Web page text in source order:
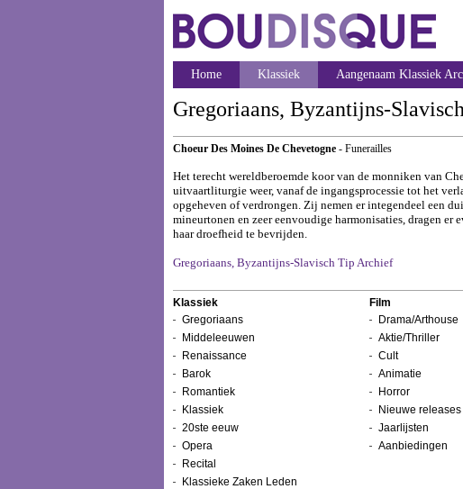
Home Klassiek Aangenaam Klassiek
Gregoriaans, Byzantijns-
Choeur Des Moines De Chevetogne - Funerailles
Het terecht wereldberoemde koor van de monniken van
uitvaartliturgie weer, vanaf de ingangsprocessie tot het
opgeheven of verdrongen. Zij nemen er integendeel een
mineurtonen en zeer eenvoudige harmonisaties, dragen
haar droefheid te bevrijden.
Gregoriaans, Byzantijns-Slavisch Tip Archief
Klassiek
Gregoriaans
Middeleeuwen
Renaissance
Barok
Romantiek
Klassiek
20ste eeuw
Opera
Recital
Klassieke Zaken Leden
Film
Drama/Arthouse
Aktie/Thriller
Cult
Animatie
Horror
Nieuwe releases
Jaarlijsten
Aanbiedingen